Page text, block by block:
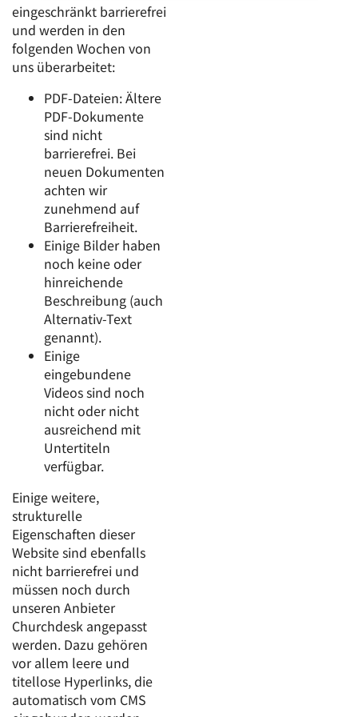
eingeschränkt barrierefrei
und werden in den
folgenden Wochen von
uns überarbeitet:
PDF-Dateien: Ältere
PDF-Dokumente
sind nicht
barrierefrei. Bei
neuen Dokumenten
achten wir
zunehmend auf
Barrierefreiheit.
Einige Bilder haben
noch keine oder
hinreichende
Beschreibung (auch
Alternativ-Text
genannt).
Einige
eingebundene
Videos sind noch
nicht oder nicht
ausreichend mit
Untertiteln
verfügbar.
Einige weitere,
strukturelle
Eigenschaften dieser
Website sind ebenfalls
nicht barrierefrei und
müssen noch durch
unseren Anbieter
Churchdesk angepasst
werden. Dazu gehören
vor allem leere und
titellose Hyperlinks, die
automatisch vom CMS